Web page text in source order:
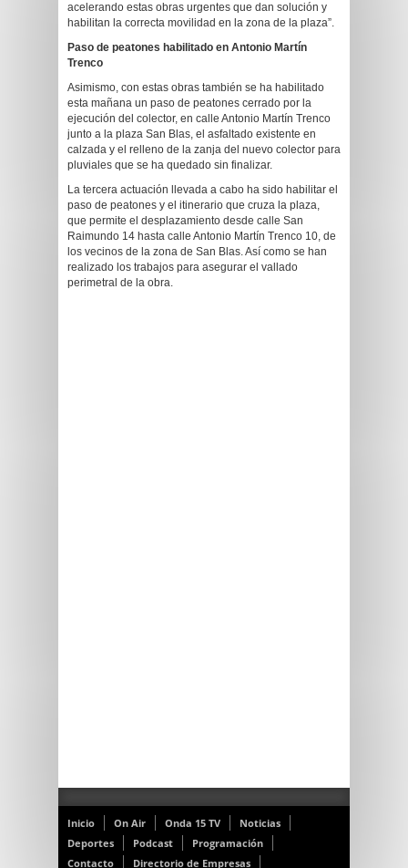
acelerando estas obras urgentes que dan solución y
habilitan la correcta movilidad en la zona de la plaza”.
Paso de peatones habilitado en Antonio Martín
Trenco
Asimismo, con estas obras también se ha habilitado
esta mañana un paso de peatones cerrado por la
ejecución del colector, en calle Antonio Martín Trenco
junto a la plaza San Blas, el asfaltado existente en
calzada y el relleno de la zanja del nuevo colector para
pluviales que se ha quedado sin finalizar.
La tercera actuación llevada a cabo ha sido habilitar el
paso de peatones y el itinerario que cruza la plaza,
que permite el desplazamiento desde calle San
Raimundo 14 hasta calle Antonio Martín Trenco 10, de
los vecinos de la zona de San Blas. Así como se han
realizado los trabajos para asegurar el vallado
perimetral de la obra.
Inicio On Air Onda 15 TV
Noticias
Deportes
Podcast
Programación
Contacto
Directorio de Empresas